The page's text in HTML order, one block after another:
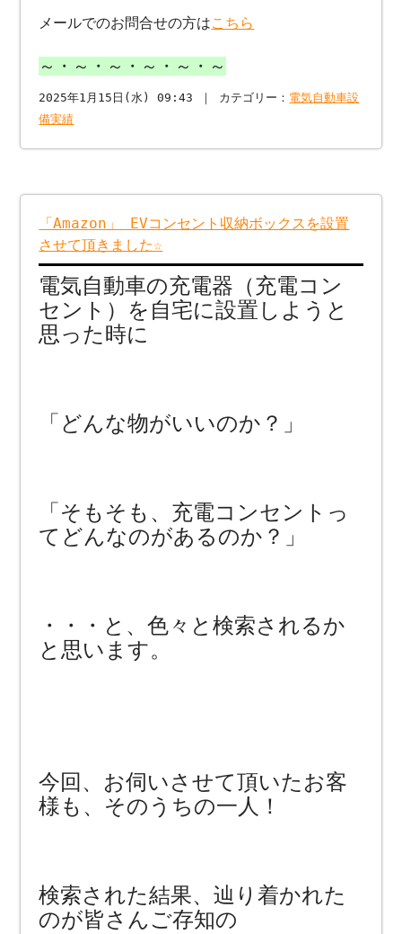
メールでのお問合せの方はこちら
～・～・～・～・～・～
2025年1月15日(水) 09:43 ｜ カテゴリー： 電気自動車設
備実績
「Amazon」 EVコンセント収納ボックスを設置
させて頂きました☆
電気自動車の充電器（充電コン
セント）を自宅に設置しようと
思った時に
「どんな物がいいのか？」
「そもそも、充電コンセントっ
てどんなのがあるのか？」
・・・と、色々と検索されるか
と思います。
今回、お伺いさせて頂いたお客
様も、そのうちの一人！
検索された結果、辿り着かれた
のが皆さんご存知の